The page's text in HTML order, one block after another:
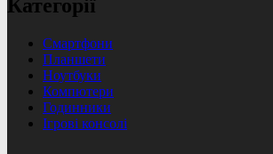
Категорії
Смартфони
Планшети
Ноутбуки
Компютери
Годинники
Ігрові консолі